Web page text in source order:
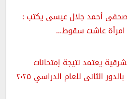
أحمد جلال عيسى يكتب :
امرأة عاشت سقوط...
يعتمد نتيجة إمتحانات
الإعدادية بالدور الثانى للعام الدراسي ٢٠٢٥